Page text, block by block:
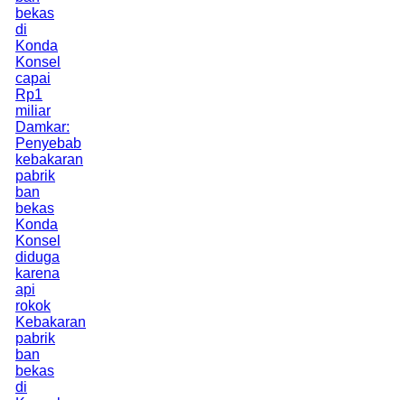
bekas
di
Konda
Konsel
capai
Rp1
miliar
Damkar:
Penyebab
kebakaran
pabrik
ban
bekas
Konda
Konsel
diduga
karena
api
rokok
Kebakaran
pabrik
ban
bekas
di